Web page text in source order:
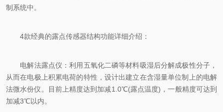
制系统中。
4款经典的露点传感器结构功能详细介绍：
电解法露点仪：利用五氧化二磷等材料吸湿后分解成极性分子，
从而在电极上积累电荷的特性，设计出建立在含湿量单位制上的电解
法微水份仪。目前上精度达到加减1.0℃(露点温度)，一般精度可达到
加减3℃以内。